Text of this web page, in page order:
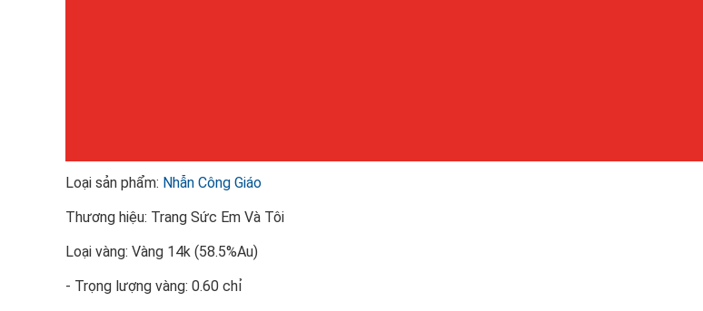
Loại sản phẩm: Nhẫn Công Giáo
Thương hiệu: Trang Sức Em Và Tôi
Loại vàng: Vàng 14k (58.5%Au)
- Trọng lượng vàng: 0.60 chỉ